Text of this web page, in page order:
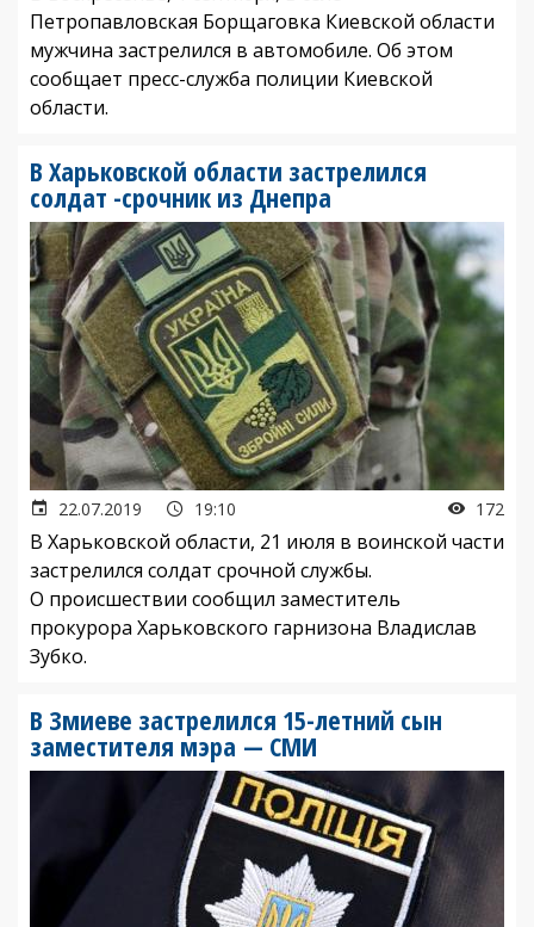
Петропавловская Борщаговка Киевской области
мужчина застрелился в автомобиле. Об этом
сообщает пресс-служба полиции Киевской
области.
В Харьковской области застрелился
солдат -срочник из Днепра
22.07.2019 19:10 172
В Харьковской области, 21 июля в воинской части
застрелился солдат срочной службы.
О происшествии сообщил заместитель
прокурора Харьковского гарнизона Владислав
Зубко.
В Змиеве застрелился 15-летний сын
заместителя мэра — СМИ